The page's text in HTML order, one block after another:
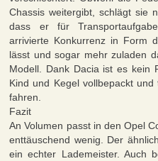
Chassis weitergibt, schlägt sie
dass er für
arrivierte Konkurrenz in Form
lässt und sogar mehr zuladen
Modell. Dank Dacia ist es kein
Kind und Kegel vollbepackt
fahren.
Fazit
An Volumen passt in den Opel
enttäuschend wenig. Der
ein echter Lademeister. Auch